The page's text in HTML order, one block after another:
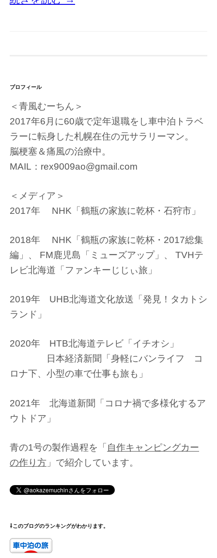
プロフィール
＜青風むーちん＞
2017年6月に60歳で定年退職をし車中泊トラベ
ラーに転身した札幌在住の元サラリーマン。
脳梗塞＆痛風の治療中。
MAIL：rex9009ao@gmail.com
＜メディア＞
2017年 NHK「鶴瓶の家族に乾杯・石狩市」
2018年 NHK「鶴瓶の家族に乾杯・2017総集
編」、 FM鹿児島「ミューズアップ」、 TVHテ
レビ北海道「ファンキーじじぃ旅」
2019年 UHB北海道文化放送「発見！タカトシ
ランド」
2020年 HTB北海道テレビ「イチオシ」
日本経済新聞「身軽にバンライフ コ
ロナ下、小型の車で仕事も旅も」
2021年 北海道新聞「コロナ禍で多様化するア
ウトドア」
青の1号の製作過程を「自作キャンピングカー
の作り方 」で紹介しています。
⇩このブログのランキングがわかります。